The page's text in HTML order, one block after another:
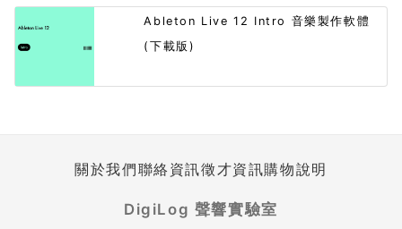
Ableton Live 12 Intro 音樂製作軟體
(下載版)
關於我們聯絡資訊徵才資訊購物說明
DigiLog 聲響實驗室